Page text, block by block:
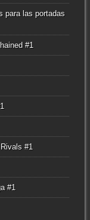
para las portadas
#1
#1
#1